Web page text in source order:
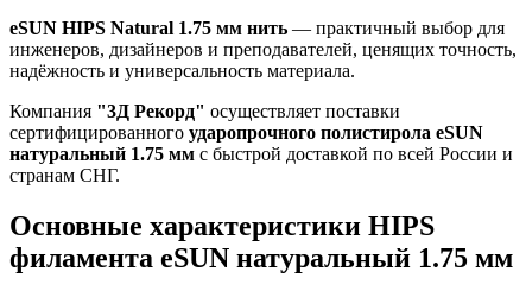
eSUN HIPS Natural 1.75 мм нить — практичный выбор для
инженеров, дизайнеров и преподавателей, ценящих точность,
надёжность и универсальность материала.
Компания "3Д Рекорд" осуществляет поставки
сертифицированного ударопрочного полистирола eSUN
натуральный 1.75 мм с быстрой доставкой по всей России и
странам СНГ.
Основные характеристики HIPS
филамента eSUN натуральный 1.75 мм